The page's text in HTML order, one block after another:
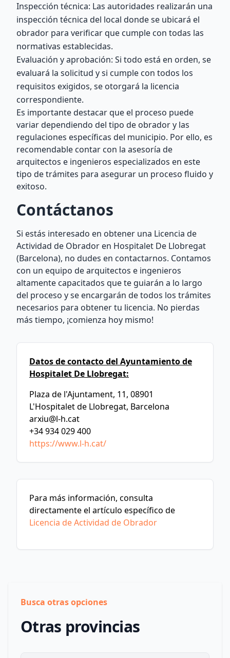
Inspección técnica: Las autoridades realizarán una
inspección técnica del local donde se ubicará el
obrador para verificar que cumple con todas las
normativas establecidas.
Evaluación y aprobación: Si todo está en orden, se
evaluará la solicitud y si cumple con todos los
requisitos exigidos, se otorgará la licencia
correspondiente.
Es importante destacar que el proceso puede
variar dependiendo del tipo de obrador y las
regulaciones específicas del municipio. Por ello, es
recomendable contar con la asesoría de
arquitectos e ingenieros especializados en este
tipo de trámites para asegurar un proceso fluido y
exitoso.
Contáctanos
Si estás interesado en obtener una Licencia de
Actividad de Obrador en Hospitalet De Llobregat
(Barcelona), no dudes en contactarnos. Contamos
con un equipo de arquitectos e ingenieros
altamente capacitados que te guiarán a lo largo
del proceso y se encargarán de todos los trámites
necesarios para obtener tu licencia. No pierdas
más tiempo, ¡comienza hoy mismo!
Datos de contacto del Ayuntamiento de
Hospitalet De Llobregat:
Plaza de l'Ajuntament, 11, 08901
L'Hospitalet de Llobregat, Barcelona
arxiu@l-h.cat
+34 934 029 400
https://www.l-h.cat/
Para más información, consulta
directamente el artículo específico de
Licencia de Actividad de Obrador
Busca otras opciones
Otras provincias